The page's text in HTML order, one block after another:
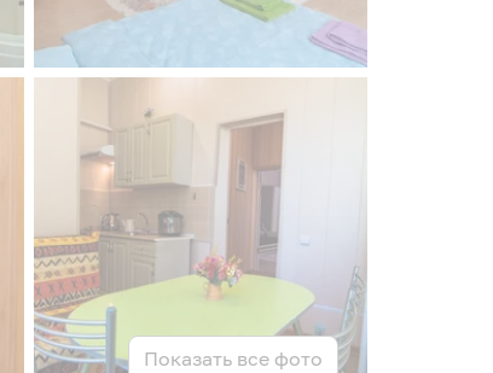
Показать все фото